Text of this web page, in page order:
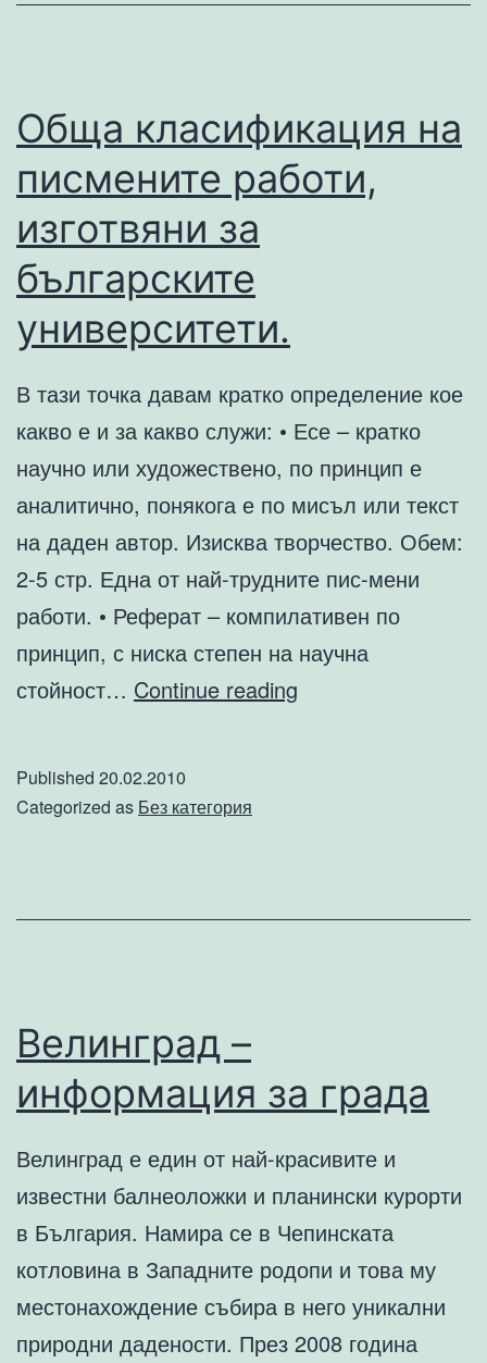
Обща класификация на
писмените работи,
изготвяни за
българските
университети.
В тази точка давам кратко определение кое
какво е и за какво служи: • Есе – кратко
научно или художествено, по принцип е
аналитично, понякога е по мисъл или текст
на даден автор. Изисква творчество. Обем:
2-5 стр. Една от най-трудните пис-мени
работи. • Реферат – компилативен по
принцип, с ниска степен на научна
стойност… Continue reading
Published 20.02.2010
Categorized as Без категория
Велинград –
информация за града
Велинград е един от най-красивите и
известни балнеоложки и планински курорти
в България. Намира се в Чепинската
котловина в Западните родопи и това му
местонахождение събира в него уникални
природни дадености. През 2008 година